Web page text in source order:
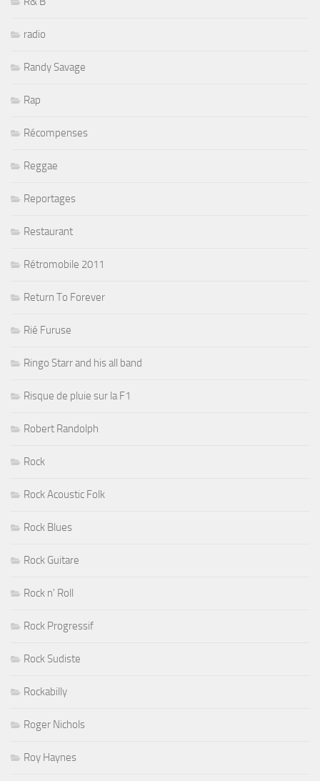
radio
Randy Savage
Rap
Récompenses
Reggae
Reportages
Restaurant
Rétromobile 2011
Return To Forever
Rié Furuse
Ringo Starr and his all band
Risque de pluie sur la F1
Robert Randolph
Rock
Rock Acoustic Folk
Rock Blues
Rock Guitare
Rock n' Roll
Rock Progressif
Rock Sudiste
Rockabilly
Roger Nichols
Roy Haynes